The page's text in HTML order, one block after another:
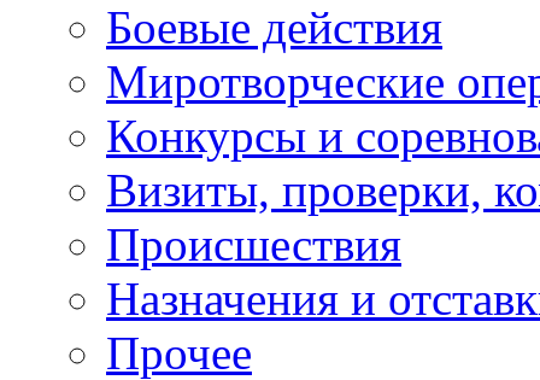
Боевые действия
Миротворческие
Конкурсы и
Визиты, проверки,
Происшествия
Назначения и
Прочее